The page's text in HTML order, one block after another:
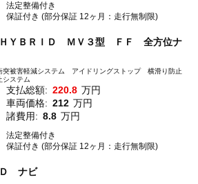
法定整備付き
保証付き (部分保証 12ヶ月：走行無制限)
ＹＢＲＩＤ ＭＶ３型 ＦＦ 全方位ナ
突被害軽減システム アイドリングストップ 横滑り防止
ステム
支払総額: 220.8 万円
車両価格: 212 万円
諸費用: 8.8 万円
法定整備付き
保証付き (部分保証 12ヶ月：走行無制限)
ナビ